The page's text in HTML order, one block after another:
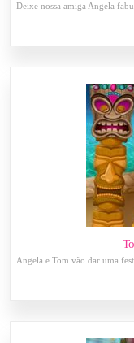
Deixe nossa amiga Angela
Angela e Tom vão dar uma